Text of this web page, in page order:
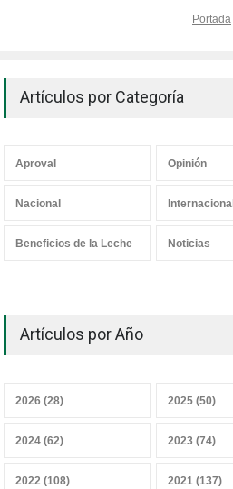
Portada
Artículos por Categoría
Aproval Opinión
Nacional Internacional
Beneficios de la Leche Noticias
Artículos por Año
2026 (28) 2025 (50)
2024 (62) 2023 (74)
2022 (108) 2021 (137)